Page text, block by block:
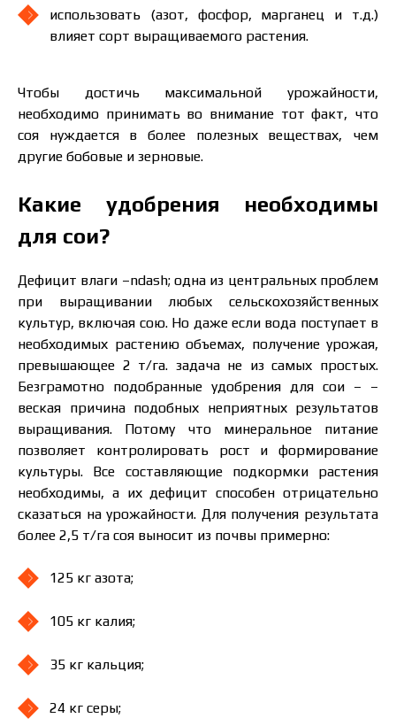
использовать (азот, фосфор, марганец и т.д.)
влияет сорт выращиваемого растения.
Чтобы достичь максимальной урожайности,
необходимо принимать во внимание тот факт, что
соя нуждается в более полезных веществах, чем
другие бобовые и зерновые.
Какие удобрения необходимы
для сои?
Дефицит влаги –ndash; одна из центральных проблем
при выращивании любых сельскохозяйственных
культур, включая сою. Но даже если вода поступает в
необходимых растению объемах, получение урожая,
превышающее 2 т/га. задача не из самых простых.
Безграмотно подобранные удобрения для сои – –
веская причина подобных неприятных результатов
выращивания. Потому что минеральное питание
позволяет контролировать рост и формирование
культуры. Все составляющие подкормки растения
необходимы, а их дефицит способен отрицательно
сказаться на урожайности. Для получения результата
более 2,5 т/га соя выносит из почвы примерно:
125 кг азота;
105 кг калия;
35 кг кальция;
24 кг серы;